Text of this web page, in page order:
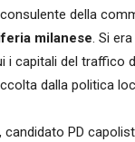
consulente della
milanese. Si
i capitali del traffico
dalla politica
candidato PD